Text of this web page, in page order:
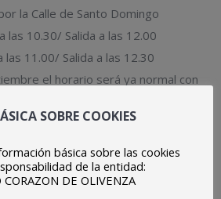
la Calle de Santo Domingo
las 10.30/ Salida a las 12.00
las 11.00/ Salida a las 12.30
el horario será ya normal con
su entrada a las 9.10 y salida a
darán inicio el aula matinal (7.30-
y los talleres de Primaria
SOBRE COOKIES
básica sobre las cookies
de la entidad:
CORAZON DE OLIVENZA